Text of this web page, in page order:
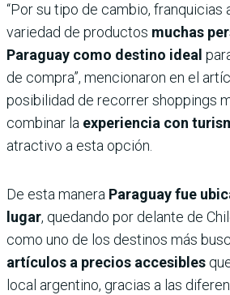
“Por su tipo de cambio, franquicias
variedad de productos muchas
Paraguay como destino ideal
de compra”, mencionaron en el
posibilidad de recorrer shoppings
combinar la experiencia con
atractivo a esta opción.
De esta manera Paraguay fue
lugar, quedando por delante de
como uno de los destinos más
artículos a precios accesibles
local argentino, gracias a las